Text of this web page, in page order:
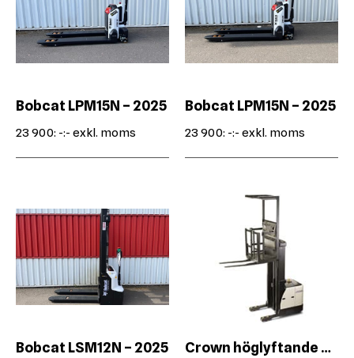
Bobcat LPM15N – 2025
23 900: -:- exkl. moms
Bobcat LPM15N – 2025
23 900: -:- exkl. moms
Bobcat LSM12N – 2025 Crown höglyftande plocktruck